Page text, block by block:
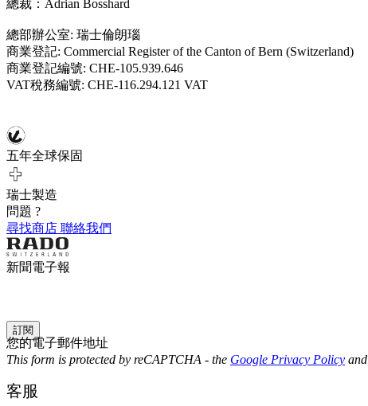
總裁：Adrian Bosshard
總部辦公室: 瑞士倫朗瑙
商業登記: Commercial Register of the Canton of Bern (Switzerland)
商業登記編號: CHE-105.939.646
VAT稅務編號: CHE-116.294.121 VAT
五年全球保固
瑞士製造
問題 ?
尋找商店 聯絡我們
新聞電子報
您的電子郵件地址
訂閱
This form is protected by reCAPTCHA - the Google Privacy Policy and
客服